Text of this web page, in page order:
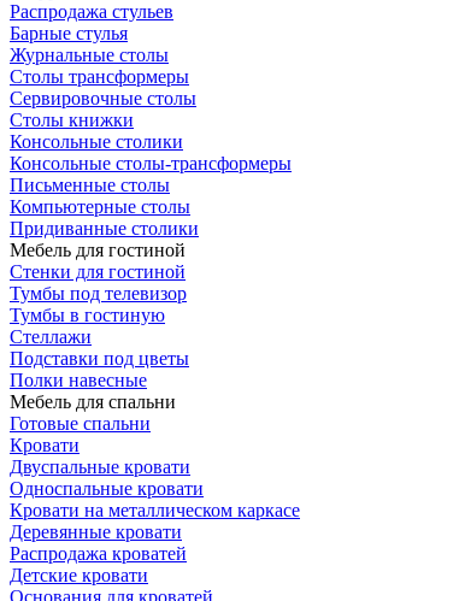
Распродажа стульев
Барные стулья
Журнальные столы
Столы трансформеры
Сервировочные столы
Столы книжки
Консольные столики
Консольные столы-трансформеры
Письменные столы
Компьютерные столы
Придиванные столики
Мебель для гостиной
Стенки для гостиной
Тумбы под телевизор
Тумбы в гостиную
Стеллажи
Подставки под цветы
Полки навесные
Мебель для спальни
Готовые спальни
Кровати
Двуспальные кровати
Односпальные кровати
Кровати на металлическом каркасе
Деревянные кровати
Распродажа кроватей
Детские кровати
Основания для кроватей